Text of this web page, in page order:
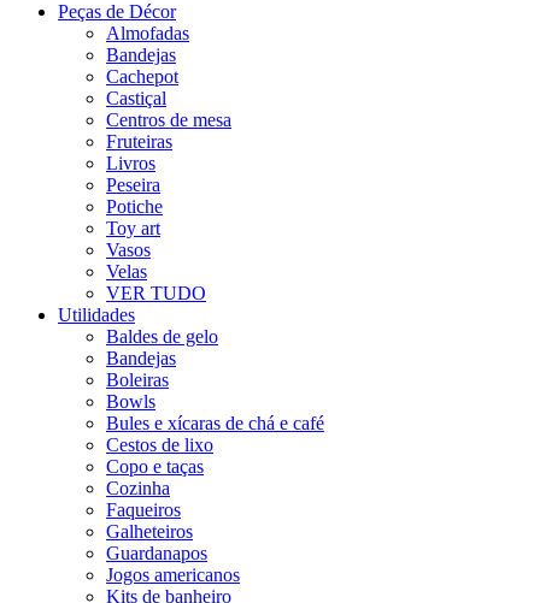
Peças de Décor
Almofadas
Bandejas
Cachepot
Castiçal
Centros de mesa
Fruteiras
Livros
Peseira
Potiche
Toy art
Vasos
Velas
VER TUDO
Utilidades
Baldes de gelo
Bandejas
Boleiras
Bowls
Bules e xícaras de chá e café
Cestos de lixo
Copo e taças
Cozinha
Faqueiros
Galheteiros
Guardanapos
Jogos americanos
Kits de banheiro